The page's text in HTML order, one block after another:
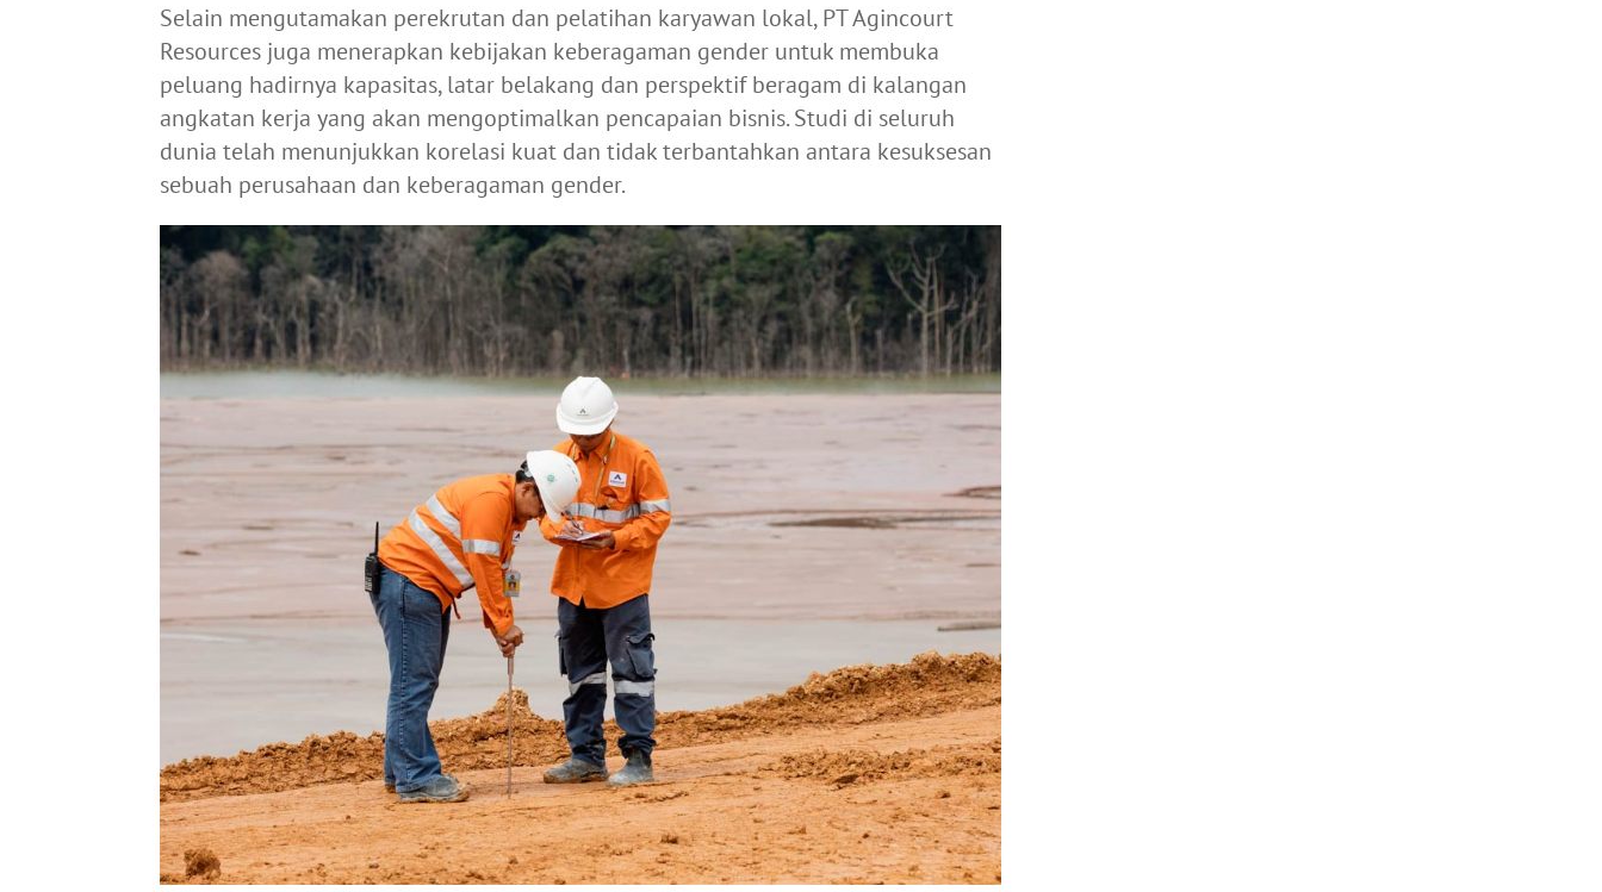
Selain mengutamakan perekrutan dan pelatihan karyawan lokal, PT Agincourt
Resources juga menerapkan kebijakan keberagaman gender untuk membuka
peluang hadirnya kapasitas, latar belakang dan perspektif beragam di kalangan
angkatan kerja yang akan mengoptimalkan pencapaian bisnis. Studi di seluruh
dunia telah menunjukkan korelasi kuat dan tidak terbantahkan antara kesuksesan
sebuah perusahaan dan keberagaman gender.